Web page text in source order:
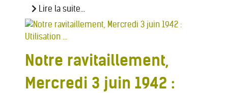
Lire la suite...
Notre ravitaillement,
Mercredi 3 juin 1942 :